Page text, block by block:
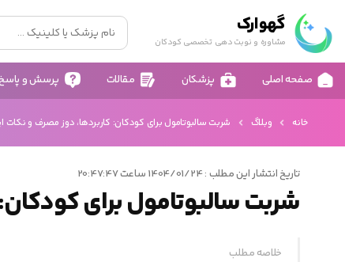
گهوارک
مشاوره و نوبت دهی تخصصی کودکان
صفحه اصلی پزشکان مقالات پرسش و
خانه وبلاگ شربت سالبوتامول برای کودکان: کاربردها، دوز مصرف و نکات
تاریخ انتشار این مطلب : 1404/01/24 ساعت 20:47:47
شربت سالبوتامول برای
خلاصه مطلب